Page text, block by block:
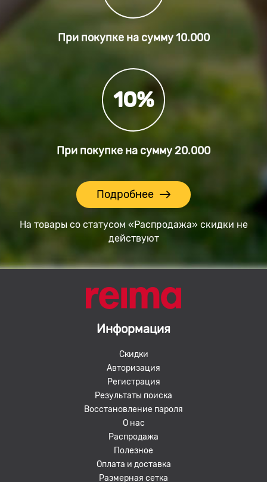
При покупке на сумму10.000
10%
При покупке на сумму 20.000
Подробнее
На товары со статусом «Распродажа» скидки не
действуют
Информация
Скидки
Авторизация
Регистрация
Результаты поиска
Восстановление пароля
О нас
Распродажа
Полезное
Оплата и доставка
Размерная сетка